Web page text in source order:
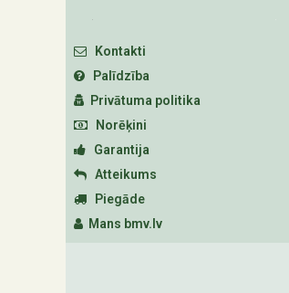
Kontakti
Palīdzība
Privātuma politika
Norēķini
Garantija
Atteikums
Piegāde
Mans bmv.lv